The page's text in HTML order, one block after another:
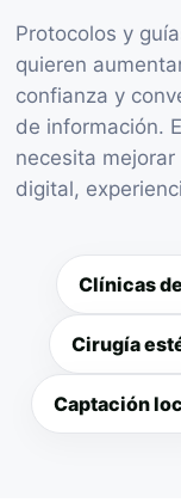
Protocolos y
quieren
confianza y
de información.
necesita mejorar
digital,
Clínicas
Cirugía
Captación